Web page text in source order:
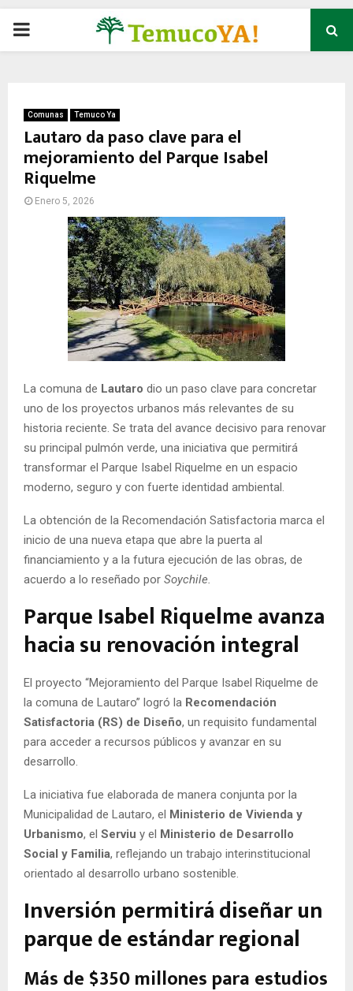
P
M
A
N
U
Comunas Temuco Ya
Lautaro da paso clave para el
mejoramiento del Parque Isabel
Riquelme
Enero 5, 2026
La comuna de Lautaro dio un paso clave para concretar
uno de los proyectos urbanos más relevantes de su
historia reciente. Se trata del avance decisivo para renovar
su principal pulmón verde, una iniciativa que permitirá
transformar el Parque Isabel Riquelme en un espacio
moderno, seguro y con fuerte identidad ambiental.
La obtención de la Recomendación Satisfactoria marca el
inicio de una nueva etapa que abre la puerta al
financiamiento y a la futura ejecución de las obras, de
acuerdo a lo reseñado por Soychile.
Parque Isabel Riquelme avanza
hacia su renovación integral
El proyecto “Mejoramiento del Parque Isabel Riquelme de
la comuna de Lautaro” logró la Recomendación
Satisfactoria (RS) de Diseño, un requisito fundamental
para acceder a recursos públicos y avanzar en su
desarrollo.
La iniciativa fue elaborada de manera conjunta por la
Municipalidad de Lautaro, el Ministerio de Vivienda y
Urbanismo, el Serviu y el Ministerio de Desarrollo
Social y Familia, reflejando un trabajo interinstitucional
orientado al desarrollo urbano sostenible.
Inversión permitirá diseñar un
parque de estándar regional
Más de $350 millones para estudios